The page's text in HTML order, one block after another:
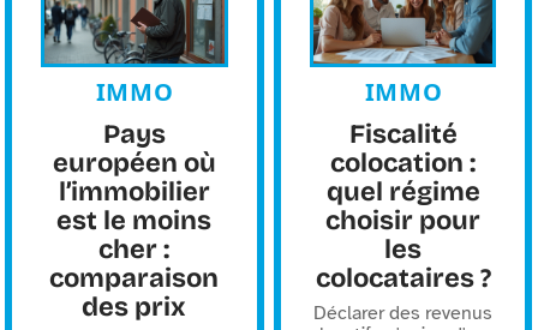
IMMO
Pays
européen où
l’immobilier
est le moins
cher :
comparaison
des prix
IMMO
Fiscalité
colocation :
quel régime
choisir pour
les
colocataires ?
Déclarer des revenus